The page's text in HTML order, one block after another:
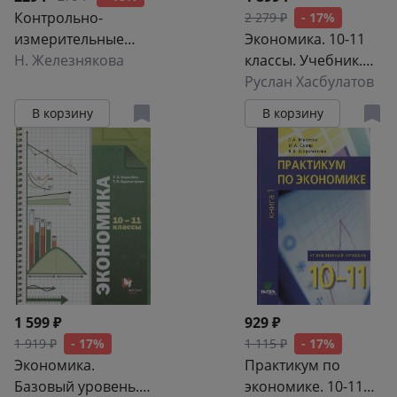
Контрольно-
измерительные
материалы.
грамотность. 10-11
классы
Н. Железнякова
В корзину
2 279 ₽ - 17%
Экономика. 10-11
классы. Учебник.
Базовый и
углубленный
уровни
Руслан Хасбулатов
В корзину
1 599 ₽
1 919 ₽ - 17%
Экономика.
Базовый уровень.
929 ₽
1 115 ₽ - 17%
Практикум по
экономике. 10-11